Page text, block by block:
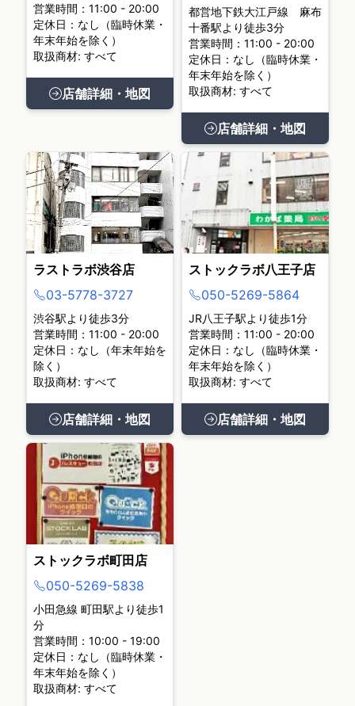
営業時間：11:00 - 20:00
定休日：なし（臨時休業・
年末年始を除く）
取扱商材: すべて
店舗詳細・地図
都営地下鉄大江戸線 麻布
十番駅より徒歩3分
営業時間：11:00 - 20:00
定休日：なし（臨時休業・
年末年始を除く）
取扱商材: すべて
店舗詳細・地図
ラストラボ渋谷店
03-5778-3727
渋谷駅より徒歩3分
営業時間：11:00 - 20:00
定休日：なし（年末年始を
除く）
取扱商材: すべて
店舗詳細・地図
ストックラボ八王子店
050-5269-5864
JR八王子駅より徒歩1分
営業時間：11:00 - 20:00
定休日：なし（臨時休業・
年末年始を除く）
取扱商材: すべて
店舗詳細・地図
ストックラボ町田店
050-5269-5838
小田急線 町田駅より徒歩1
分
営業時間：10:00 - 19:00
定休日：なし（臨時休業・
年末年始を除く）
取扱商材: すべて